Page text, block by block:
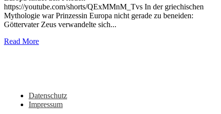
https://youtube.com/shorts/QExMMnM_Tvs In der griechischen
Mythologie war Prinzessin Europa nicht gerade zu beneiden:
Göttervater Zeus verwandelte sich...
Read More
Datenschutz
Impressum